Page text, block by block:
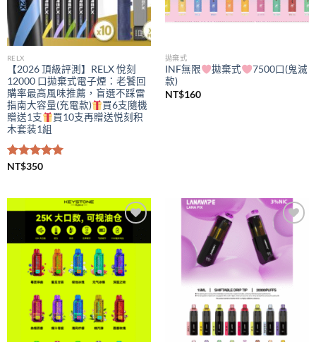
RELX
【2026 頂級評測】RELX 悅刻
12000 口拋棄式電子煙：老饕回
購率最高風味推薦，盲選不踩雷
指南大容量(充電款)
買6支隨機
贈送1支
買10支再贈送悦刻积
木套装1組
評分5.00
NT$350
拋棄式
INF無限 拋棄式
7500口(鬼滅
款)
NT$160
Add to
wishlist
Add to
wishlist